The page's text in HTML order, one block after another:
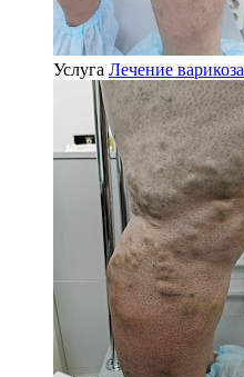
Услуга Лечение варикоза